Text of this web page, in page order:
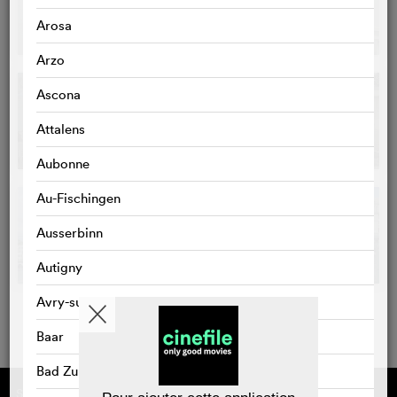
Arosa
Arzo
Ascona
Attalens
Aubonne
Au-Fischingen
Ausserbinn
Autigny
Avry-sur-Matran
Baar
Bad Zurzach
Sponsorisé par À propos de cinefile